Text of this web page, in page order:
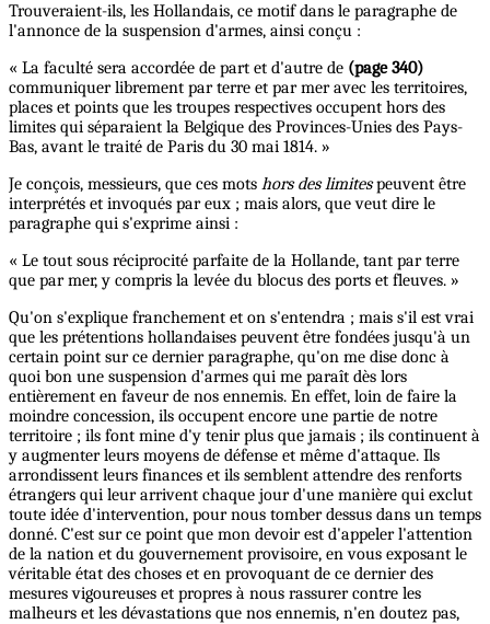
Trouveraient-ils, les Hollandais, ce motif dans le paragraphe de
l'annonce de la suspension d'armes, ainsi conçu :
« La faculté sera accordée de part et d'autre de (page 340)
communiquer librement par terre et par mer avec les territoires,
places et points que les troupes respectives occupent hors des
limites qui séparaient la Belgique des Provinces-Unies des Pays-
Bas, avant le traité de Paris du 30 mai 1814. »
Je conçois, messieurs, que ces mots hors des limitespeuvent être
interprétés et invoqués par eux ; mais alors, que veut dire le
paragraphe qui s'exprime ainsi :
« Le tout sous réciprocité parfaite de la Hollande, tant par terre
que par mer, y compris la levée du blocus des ports et fleuves. »
Qu'on s'explique franchement et on s'entendra ; mais s'il est vrai
que les prétentions hollandaises peuvent être fondées jusqu'à un
certain point sur ce dernier paragraphe, qu'on me dise donc à
quoi bon une suspension d'armes qui me paraît dès lors
entièrement en faveur de nos ennemis. En effet, loin de faire la
moindre concession, ils occupent encore une partie de notre
territoire ; ils font mine d'y tenir plus que jamais ; ils continuent à
y augmenter leurs moyens de défense et même d'attaque. Ils
arrondissent leurs finances et ils semblent attendre des renforts
étrangers qui leur arrivent chaque jour d'une manière qui exclut
toute idée d'intervention, pour nous tomber dessus dans un temps
donné. C'est sur ce point que mon devoir est d'appeler l'attention
de la nation et du gouvernement provisoire, en vous exposant le
véritable état des choses et en provoquant de ce dernier des
mesures vigoureuses et propres à nous rassurer contre les
malheurs et les dévastations que nos ennemis, n'en doutez pas,